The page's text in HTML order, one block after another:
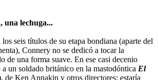
una lechuga...
seis títulos de su etapa bondiana (aparte del
Connery no se dedicó a tocar la
de una forma suave. En ese casi decenio
un soldado británico en la mastodóntica El
de Ken Annakin y otros directores; estaría